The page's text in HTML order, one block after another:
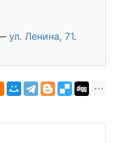
ул. Ленина, 71.